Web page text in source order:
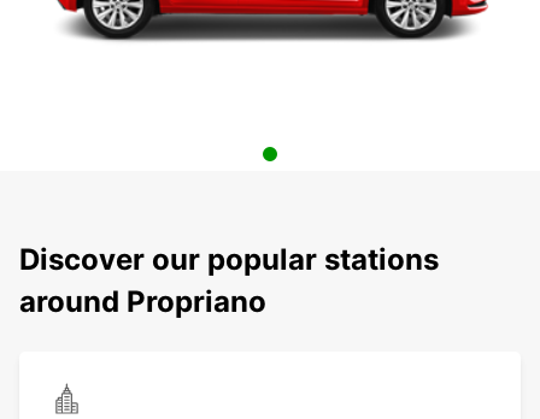
Discover our popular stations
around Propriano